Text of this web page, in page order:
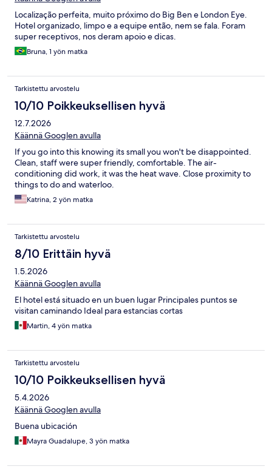
Localização perfeita, muito próximo do Big Ben e London Eye.
Hotel organizado, limpo e a equipe então, nem se fala. Foram
super receptivos, nos deram apoio e dicas.
Bruna, 1 yön matka
Tarkistettu arvostelu
10/10 Poikkeuksellisen hyvä
12.7.2026
Käännä Googlen avulla
If you go into this knowing its small you won't be disappointed.
Clean, staff were super friendly, comfortable. The air-
conditioning did work, it was the heat wave. Close proximity to
things to do and waterloo.
Katrina, 2 yön matka
Tarkistettu arvostelu
8/10 Erittäin hyvä
1.5.2026
Käännä Googlen avulla
El hotel está situado en un buen lugar Principales puntos se
visitan caminando Ideal para estancias cortas
Martin, 4 yön matka
Tarkistettu arvostelu
10/10 Poikkeuksellisen hyvä
5.4.2026
Käännä Googlen avulla
Buena ubicación
Mayra Guadalupe, 3 yön matka